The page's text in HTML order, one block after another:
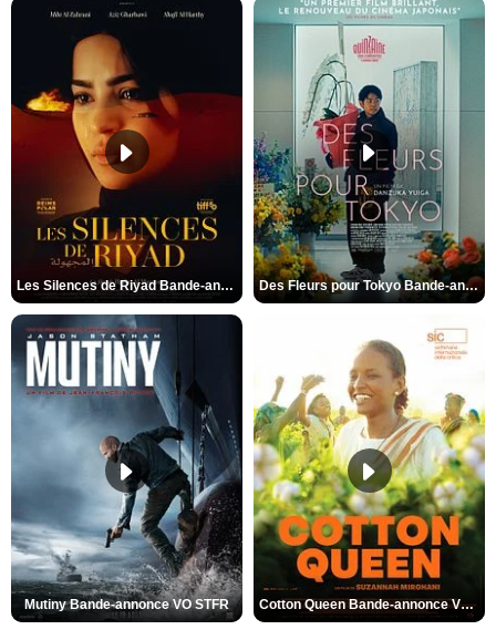
Puy-de-Dôme
Pyrénées Atlantiques
Pyrénées-Orientales
Réunion
Saône-et-Loire
Sarthe
Savoie
Seine-et-Marne
Seine-Maritime
Somme
St Pierre et Miquelon
Tarn
Tarn-et-Garonne
Territoire de Belfort
Var
Vaucluse
Vendée
Vienne
Les Silences de Riyad Bande-annonce VO STFR Des Fleurs pour Tokyo Bande-annonce VO STFR
Mutiny Bande-annonce VO STFR Cotton Queen Bande-annonce VO STFR